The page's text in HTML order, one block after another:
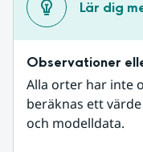
Lär dig
Observationer
Alla orter har inte
beräknas ett
och modelldata.